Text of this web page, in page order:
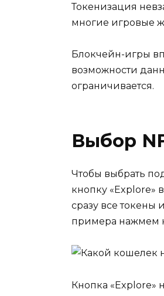
Токенизация
многие игровые
Блокчейн-игры
возможности
ограничивается.
Выбор
Чтобы выбрать
кнопку «Explore»
сразу все
примера нажмем
Кнопка «Explore»